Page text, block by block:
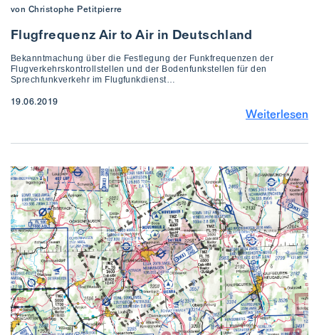
von Christophe Petitpierre
Flugfrequenz Air to Air in Deutschland
Bekanntmachung über die Festlegung der Funkfrequenzen der
Flugverkehrskontrollstellen und der Bodenfunkstellen für den
Sprechfunkverkehr im Flugfunkdienst…
19.06.2019
Weiterlesen